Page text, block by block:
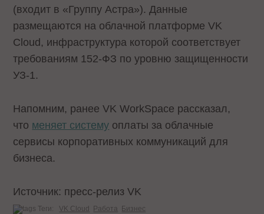
(входит в «Группу Астра»). Данные
размещаются на облачной платформе VK
Cloud, инфраструктура которой соответствует
требованиям 152-ФЗ по уровню защищенности
УЗ-1.
Напомним, ранее VK WorkSpace рассказал,
что меняет систему оплаты за облачные
сервисы корпоративных коммуникаций для
бизнеса.
Источник: пресс-релиз VK
Теги: VK Cloud Работа Бизнес